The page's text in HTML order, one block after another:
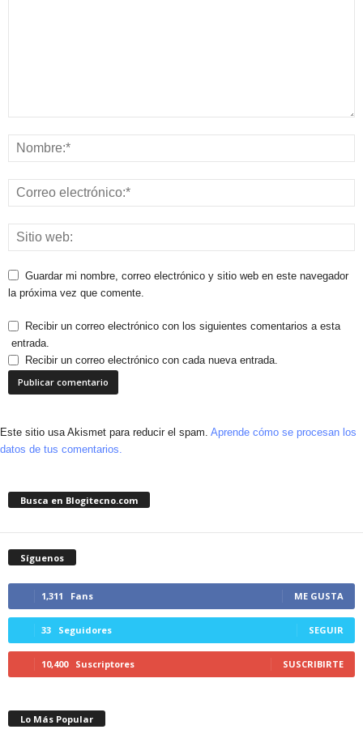
Guardar mi nombre, correo electrónico y sitio web en este navegador
la próxima vez que comente.
Recibir un correo electrónico con los siguientes comentarios a esta
entrada.
Recibir un correo electrónico con cada nueva entrada.
Este sitio usa Akismet para reducir el spam. Aprende cómo se procesan los
datos de tus comentarios.
Busca en Blogitecno.com
Síguenos
1,311 Fans ME GUSTA
33 Seguidores SEGUIR
10,400 Suscriptores SUSCRIBIRTE
Lo Más Popular